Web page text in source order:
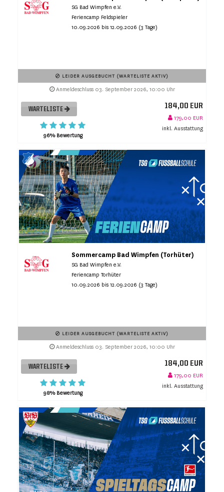
SG Bad Wimpfen e.V.
Feriencamp Feldspieler
10.09.2026 bis 12.09.2026 (3 Tage)
LEIDER AUSGEBUCHT (WARTELISTE AKTIV)
Anmeldeschluss 03. September 2026, 10:00 Uhr
WARTELISTE
96% Bewertung
184,00 EUR
179,00 EUR
inkl. Ausstattung
Sommercamp Bad Wimpfen (Torhüter)
SG Bad Wimpfen e.V.
Feriencamp Torhüter
10.09.2026 bis 12.09.2026 (3 Tage)
LEIDER AUSGEBUCHT (WARTELISTE AKTIV)
Anmeldeschluss 03. September 2026, 10:00 Uhr
WARTELISTE
98% Bewertung
184,00 EUR
179,00 EUR
inkl. Ausstattung